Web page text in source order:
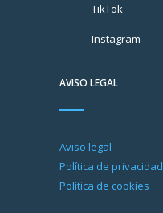
TikTok
Instagram
AVISO LEGAL
Aviso legal
Política de privacidad
Política de cookies